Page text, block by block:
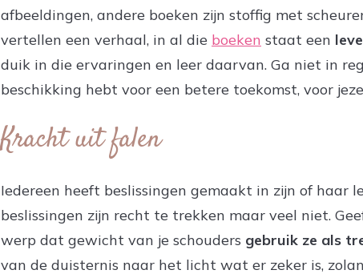
afbeeldingen, andere boeken zijn stoffig met
vertellen een verhaal, in al die boeken staat een
duik in die ervaringen en leer daarvan. Ga niet in
beschikking hebt voor een betere toekomst, voor
Kracht uit falen
Iedereen heeft beslissingen gemaakt in zijn of haar
beslissingen zijn recht te trekken maar veel niet.
werp dat gewicht van je schouders gebruik ze als
van de duisternis naar het licht wat er zeker is,